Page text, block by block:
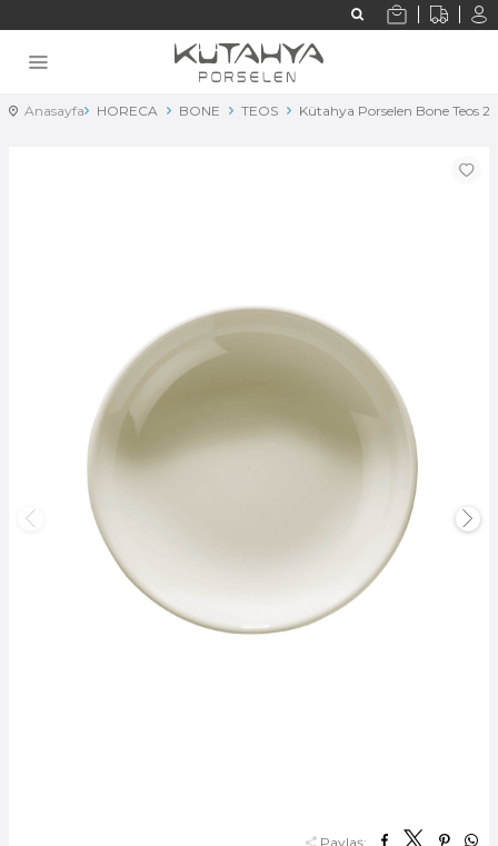
Anasayfa HORECA BONE TEOS Kütahya Porselen Bone Teos
Paylaş: